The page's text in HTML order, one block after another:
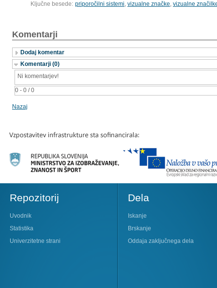
Ključne besede: priporočilni sistemi, vizualne značke, vizualne
Komentarji
Dodaj komentar
Komentarji (0)
0 - 0 / 0
Ni komentarjev!
Nazaj
Repozitorij
Uvodnik
Statistika
Univerzitetne strani
Dela
Iskanje
Brskanje
Oddaja zaključnega dela